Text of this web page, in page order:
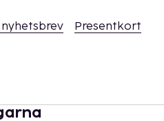
Presentkort